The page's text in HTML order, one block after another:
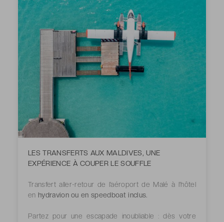
LES TRANSFERTS AUX MALDIVES, UNE
EXPÉRIENCE À COUPER LE SOUFFLE
Transfert aller-retour de l’aéroport de Malé à l’hôtel
en hydravion ou en speedboat inclus.
Partez pour une escapade inoubliable : dès votre